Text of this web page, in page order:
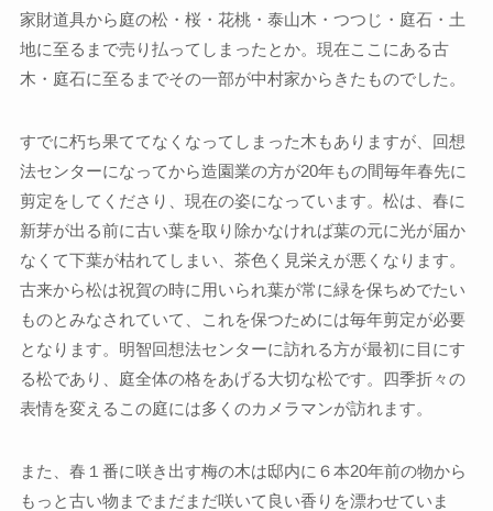
家財道具から庭の松・桜・花桃・泰山木・つつじ・庭石・土
地に至るまで売り払ってしまったとか。現在ここにある古
木・庭石に至るまでその一部が中村家からきたものでした。
すでに朽ち果ててなくなってしまった木もありますが、回想
法センターになってから造園業の方が20年もの間毎年春先に
剪定をしてくださり、現在の姿になっています。松は、春に
新芽が出る前に古い葉を取り除かなければ葉の元に光が届か
なくて下葉が枯れてしまい、茶色く見栄えが悪くなります。
古来から松は祝賀の時に用いられ葉が常に緑を保ちめでたい
ものとみなされていて、これを保つためには毎年剪定が必要
となります。明智回想法センターに訪れる方が最初に目にす
る松であり、庭全体の格をあげる大切な松です。四季折々の
表情を変えるこの庭には多くのカメラマンが訪れます。
また、春１番に咲き出す梅の木は邸内に６本20年前の物から
もっと古い物までまだまだ咲いて良い香りを漂わせていま